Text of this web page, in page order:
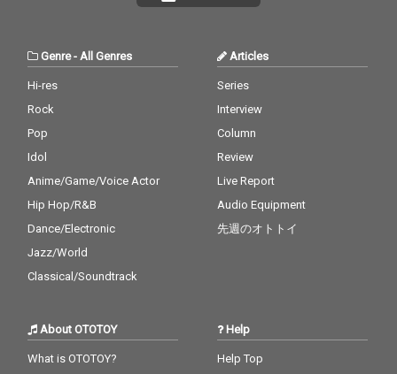
Genre- All Genres
Hi-res
Rock
Pop
Idol
Anime/Game/Voice Actor
Hip Hop/R&B
Dance/Electronic
Jazz/World
Classical/Soundtrack
Articles
Series
Interview
Column
Review
Live Report
Audio Equipment
先週のオトトイ
About OTOTOY
What is OTOTOY?
Help
Help Top